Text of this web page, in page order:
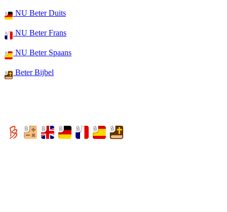
NU Beter Duits
NU Beter Frans
NU Beter Spaans
Beter Bijbel